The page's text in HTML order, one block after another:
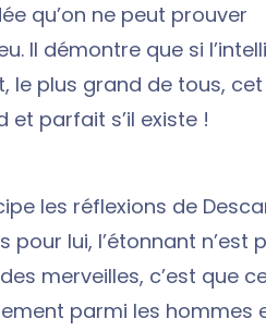
qu’on ne peut prouver
Il démontre que si
le plus grand de tous, cet
et parfait s’il existe !
les réflexions de
lui, l’étonnant n’est
merveilles, c’est que
parmi les hommes